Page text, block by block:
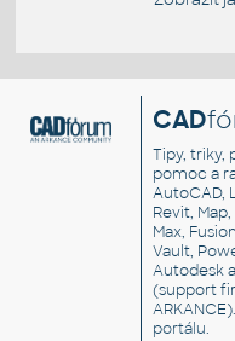
CAD
Tipy, triky,
pomoc a
AutoCAD,
Revit,
Max,
Vault,
Autodesk
(support
portálu.